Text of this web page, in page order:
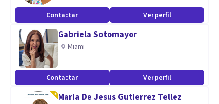
salud física y mental, así como de sus cuidados, desde
diferentes aspectos clínicos, manteniendo los estándares
de calidad y el compromiso con la comunidad de ser
accesibles en cuanto al costo.
Contactar Ver perfil
Gabriela Sotomayor
Miami
Contactar Ver perfil
Maria De Jesus Gutierrez Tellez